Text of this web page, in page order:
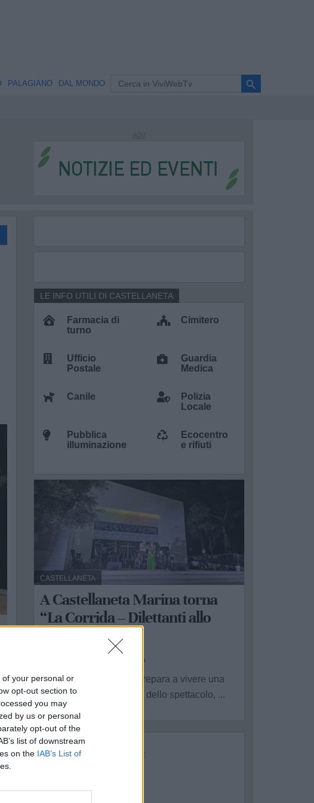
your personal or
opt-out section to
you may
by us or personal
opt-out of the
list of downstream
on the IAB’s List of
PALAGIANO DAL MONDO search
Farmacia di
turno
Cimitero
Ufficio
Postale
Guardia
Medica
Canile
Polizia
Locale
Pubblica
illuminazione
Ecocentro
e rifiuti
LE INFO UTILI DI CASTELLANETA
CASTELLANETA
A Castellaneta Marina torna
“La Corrida – Dilettanti allo
La Redazione - gio 30 luglio
Castellaneta Marina si prepara a vivere una
nuova serata all’insegna dello spettacolo, ...